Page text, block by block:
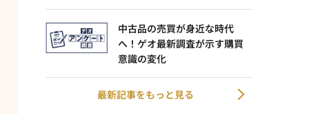
中古品の売買が身近な時代
へ！ゲオ最新調査が示す購買
意識の変化
最新記事をもっと見る